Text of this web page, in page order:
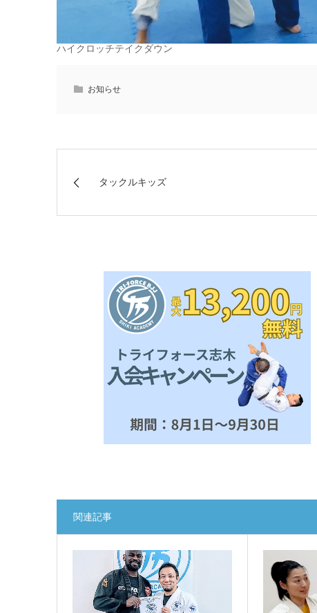
ハイクロッチテイクダウン
お知らせ
タックルキッズ
関連記事